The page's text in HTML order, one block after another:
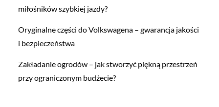
miłośników szybkiej jazdy?
Oryginalne części do Volkswagena – gwarancja jakości
i bezpieczeństwa
Zakładanie ogrodów – jak stworzyć piękną przestrzeń
przy ograniczonym budżecie?